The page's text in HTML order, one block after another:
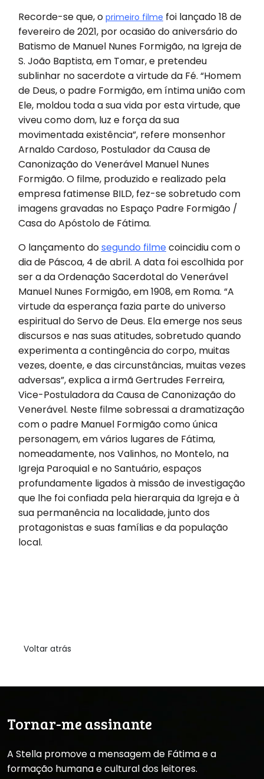
Recorde-se que, o primeiro filme foi lançado 18 de
fevereiro de 2021, por ocasião do aniversário do
Batismo de Manuel Nunes Formigão, na Igreja de
S. João Baptista, em Tomar, e pretendeu
sublinhar no sacerdote a virtude da Fé. “Homem
de Deus, o padre Formigão, em íntima união com
Ele, moldou toda a sua vida por esta virtude, que
viveu como dom, luz e força da sua
movimentada existência”, refere monsenhor
Arnaldo Cardoso, Postulador da Causa de
Canonização do Venerável Manuel Nunes
Formigão. O filme, produzido e realizado pela
empresa fatimense BILD, fez-se sobretudo com
imagens gravadas no Espaço Padre Formigão /
Casa do Apóstolo de Fátima.
O lançamento dosegundo filmecoincidiu com o
dia de Páscoa, 4 de abril. A data foi escolhida por
ser a da Ordenação Sacerdotal do Venerável
Manuel Nunes Formigão, em 1908, em Roma. “A
virtude da esperança fazia parte do universo
espiritual do Servo de Deus. Ela emerge nos seus
discursos e nas suas atitudes, sobretudo quando
experimenta a contingência do corpo, muitas
vezes, doente, e das circunstâncias, muitas vezes
adversas”, explica a irmã Gertrudes Ferreira,
Vice-Postuladora da Causa de Canonização do
Venerável. Neste filme sobressai a dramatização
com o padre Manuel Formigão como única
personagem, em vários lugares de Fátima,
nomeadamente, nos Valinhos, no Montelo, na
Igreja Paroquial e no Santuário, espaços
profundamente ligados à missão de investigação
que lhe foi confiada pela hierarquia da Igreja e à
sua permanência na localidade, junto dos
protagonistas e suas famílias e da população
local.
Voltar atrás
Tornar-me assinante
A Stella promove a mensagem de Fátima e a
formação humana e cultural dos leitores.